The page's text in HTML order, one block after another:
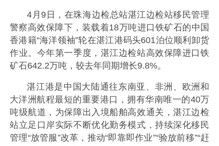
4月9日，在珠海边检总站湛江边检站移民管理
警察高效保障下，装载着18万吨进口铁矿石的中国
香港籍“海洋领袖”轮在湛江港码头601泊位顺利卸货
作业。今年第一季度，湛江边检站高效保障进口铁
矿石642.2万吨，较去年同期增长9.8%。
湛江港是中国大陆通往东南亚、非洲、欧洲和
大洋洲航程最短的重要港口，拥有华南唯一的40万
吨级航道，为保障出入境船舶高效通关，湛江边检
站立足口岸实际不断优化勤务模式，持续深化移民
管理“放管服”改革，推动“即靠即作业”“验放前移”“赶